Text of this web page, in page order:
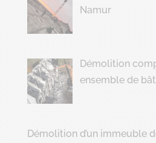
Namur
Démolition
ensemble de
Démolition d’un immeuble